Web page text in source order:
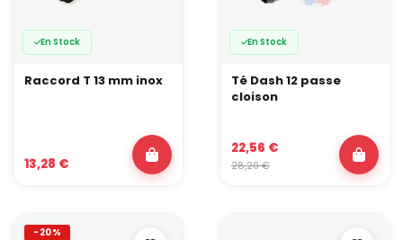
En Stock
Raccord T 13 mm inox
13,28 €
En Stock
Té Dash 12 passe
cloison
22,56 €
28,20 €
-20%